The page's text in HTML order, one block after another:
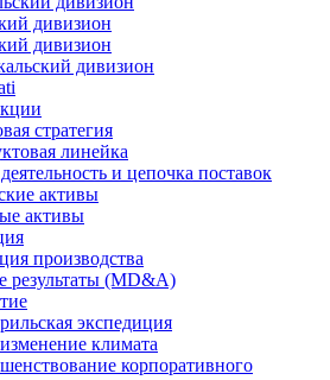
дивизион
дивизион
дивизион
стратегия
линейка
и цепочка поставок
активы
активы
производства
результаты (MD&A)
экспедиция
климата
корпоративного